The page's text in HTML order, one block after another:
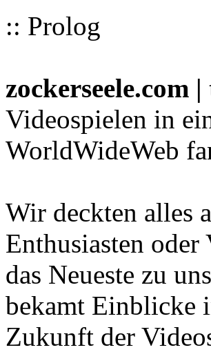
:: Prolog
zockerseele.com
Videospielen in
WorldWideWeb
Wir deckten alles
Enthusiasten
das Neueste zu
bekamt Einblicke
Zukunft der